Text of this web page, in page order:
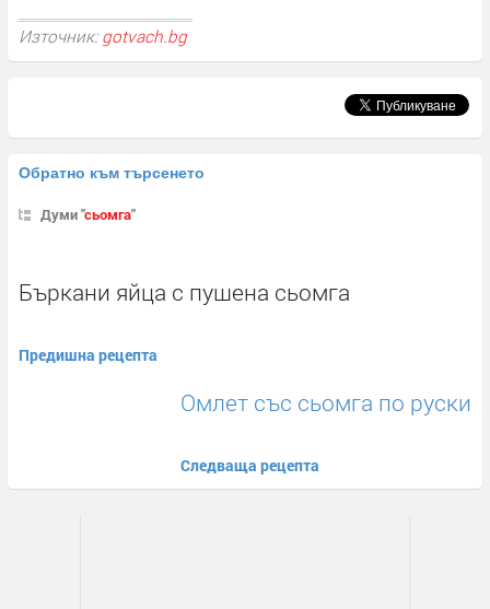
Източник: gotvach.bg
Обратно към търсенето
Думи "сьомга"
Бъркани яйца с пушена сьомга
Предишна рецепта
Омлет със сьомга по руски
Следваща рецепта